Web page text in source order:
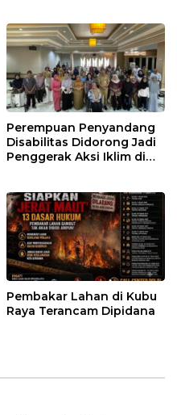
Perempuan Penyandang
Disabilitas Didorong Jadi
Penggerak Aksi Iklim di
Pembakar Lahan di Kubu
Raya Terancam Dipidana